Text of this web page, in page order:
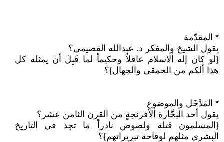
* المقدّمة
يقول الشيخ والمفكر د. عبدالله القصيمي؟
{لو كان إله ألاسلام عاقلاً وحكيماً لما قَبِلَ أن يمثله كل
هذا ألكم من الحمقى والجهال}؟
* المَدْخَل والموضوع
يقول أحد البحَّارة ألأفرنجةٍ من القرن الثامن عشر؟
{المسلمون قتلة ولصوص نادراً ما تجد في التاريخ
البشري مثلهم لوقاحة تبريراتهم}؟